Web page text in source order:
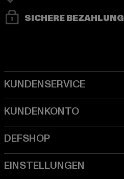
SICHERE BEZAHLUNG